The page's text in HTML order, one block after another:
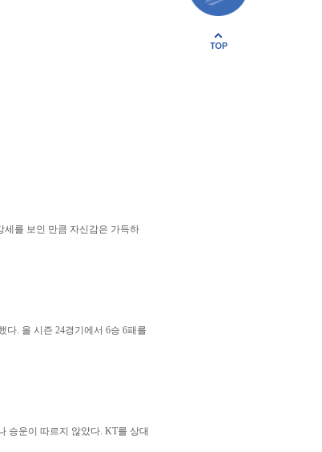
세를 보인 만큼 자신감은 가득하
. 올 시즌 24경기에서 6승 6패를
승운이 따르지 않았다. KT를 상대